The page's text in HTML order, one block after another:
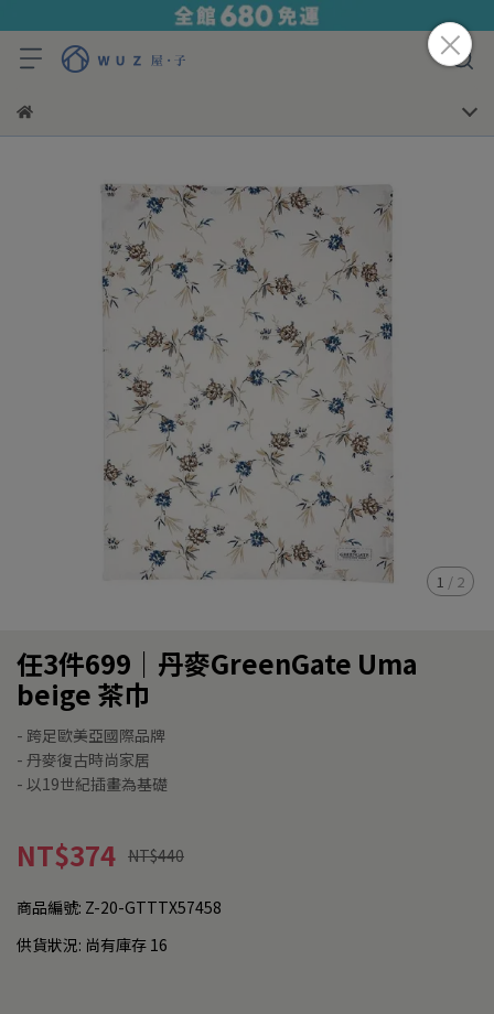
1 / 2
任3件699｜丹麥GreenGate Uma
beige 茶巾
- 跨足歐美亞國際品牌
- 丹麥復古時尚家居
- 以19世紀插畫為基礎
NT$374 NT$440
商品編號: Z-20-GTTTX57458
供貨狀況: 尚有庫存 16